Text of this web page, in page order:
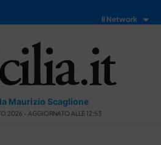
Il Network
Maurizio Scaglione
2026 - AGGIORNATO ALLE 12:53